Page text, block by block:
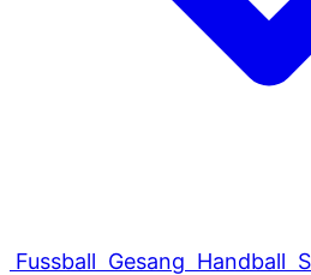
Fussball Gesang Handball